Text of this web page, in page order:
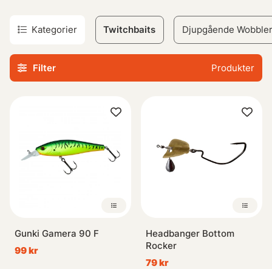
Kategorier Djupgående
Twitchbaits
Filter Produkter
Gunki Gamera 90 F
99 kr
Headbanger Bottom
Rocker
79 kr